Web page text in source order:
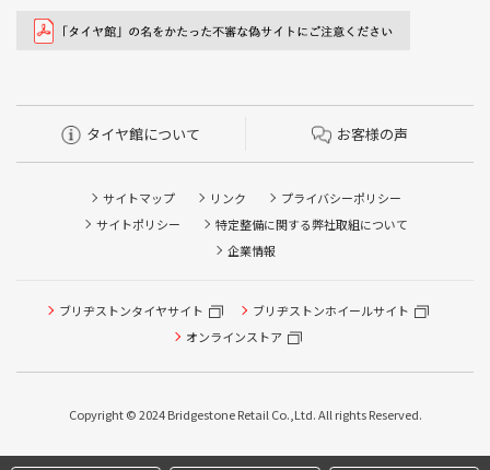
タイヤ館について お客様の声
サイトマップ リンク
プライバシーポリシー
サイトポリシー
特定整備に関する弊社取組について
企業情報
ブリヂストンタイヤサイト
ブリヂストンホイールサイト
オンラインストア
Copyright © 2024 Bridgestone Retail Co.,Ltd. All rights Reserved.
タイヤ点検・安全点検/タイヤ履き替え/オイル交換/その他
ピット作業の予約
本日のタイヤ履き替え順番待ち予約 ※クローク契約会員の